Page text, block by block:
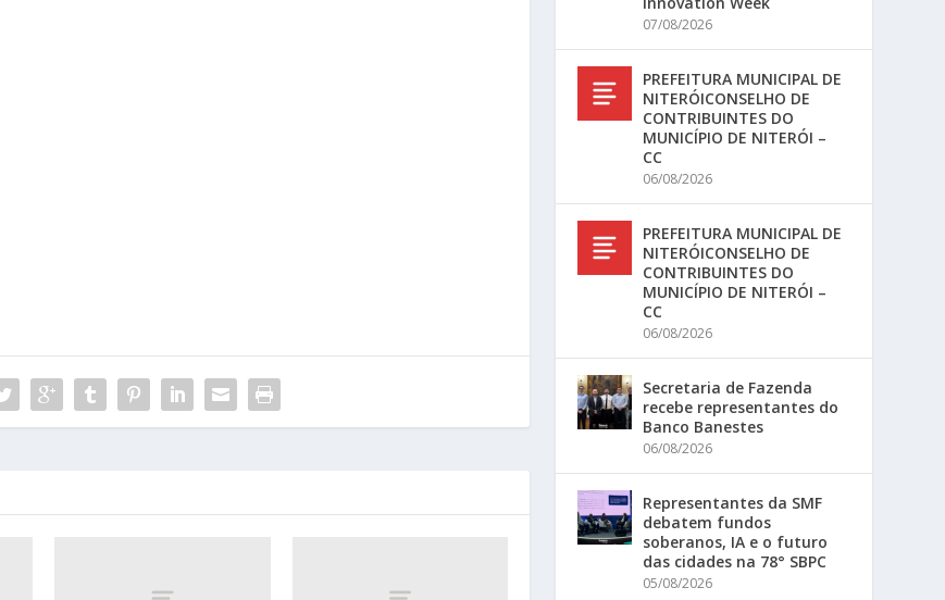
07/08/2026
PREFEITURA MUNICIPAL DE
NITERÓICONSELHO DE
CONTRIBUINTES DO
MUNICÍPIO DE NITERÓI –
CC
06/08/2026
PREFEITURA MUNICIPAL DE
NITERÓICONSELHO DE
CONTRIBUINTES DO
MUNICÍPIO DE NITERÓI –
CC
06/08/2026
Secretaria de Fazenda
recebe representantes do
Banco Banestes
06/08/2026
Representantes da SMF
debatem fundos
soberanos, IA e o futuro
das cidades na 78° SBPC
05/08/2026